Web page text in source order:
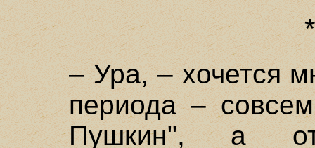
– Ура, – хочется
периода –
Пушкин", а